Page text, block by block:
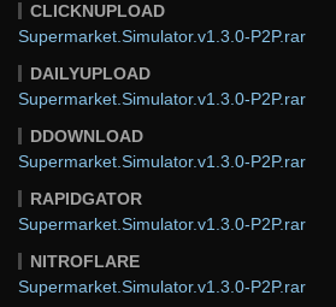
CLICKNUPLOAD
Supermarket.Simulator.v1.3.0-P2P.rar
DAILYUPLOAD
Supermarket.Simulator.v1.3.0-P2P.rar
DDOWNLOAD
Supermarket.Simulator.v1.3.0-P2P.rar
RAPIDGATOR
Supermarket.Simulator.v1.3.0-P2P.rar
NITROFLARE
Supermarket.Simulator.v1.3.0-P2P.rar